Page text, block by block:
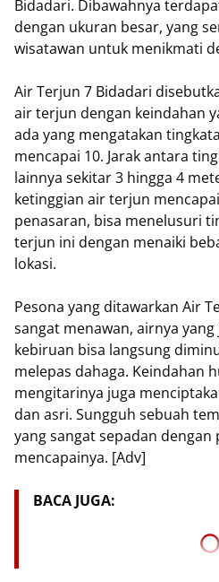
Bidadari. Dibawahnya
dengan ukuran besar, yang
wisatawan untuk menikmati
Air Terjun 7 Bidadari
air terjun dengan keindahan
ada yang mengatakan
mencapai 10. Jarak antara
lainnya sekitar 3 hingga 4
ketinggian air terjun
penasaran, bisa menelusuri
terjun ini dengan menaiki
lokasi.
Pesona yang ditawarkan Air
sangat menawan, airnya
kebiruan bisa langsung
melepas dahaga. Keindahan
mengitarinya juga
dan asri. Sungguh sebuah
yang sangat sepadan
mencapainya. [Adv]
BACA JUGA: